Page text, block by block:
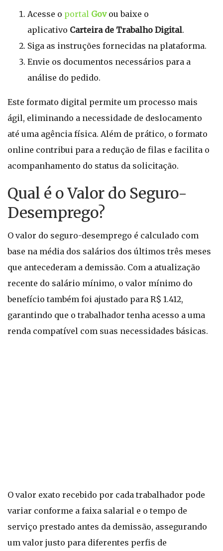
Acesse o portal Govou baixe o
aplicativo Carteira de Trabalho Digital.
Siga as instruções fornecidas na plataforma.
Envie os documentos necessários para a
análise do pedido.
Este formato digital permite um processo mais
ágil, eliminando a necessidade de deslocamento
até uma agência física. Além de prático, o formato
online contribui para a redução de filas e facilita o
acompanhamento do status da solicitação.
Qual é o Valor do Seguro-
Desemprego?
O valor do seguro-desemprego é calculado com
base na média dos salários dos últimos três meses
que antecederam a demissão. Com a atualização
recente do salário mínimo, o valor mínimo do
benefício também foi ajustado para R$ 1.412,
garantindo que o trabalhador tenha acesso a uma
renda compatível com suas necessidades básicas.
O valor exato recebido por cada trabalhador pode
variar conforme a faixa salarial e o tempo de
serviço prestado antes da demissão, assegurando
um valor justo para diferentes perfis de